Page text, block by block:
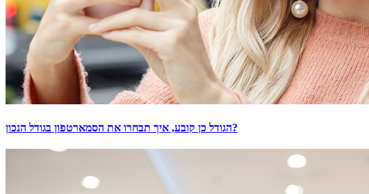
הגודל כן קובע, איך תבחרו את הסמארטפון בגודל הנכון?